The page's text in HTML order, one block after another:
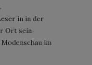
in in der
Ort sein
im